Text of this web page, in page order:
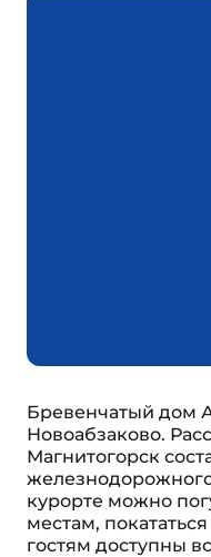
Бревенчатый дом
Новоабзаково.
Магнитогорск
курорте можно
местам,
гостям доступны